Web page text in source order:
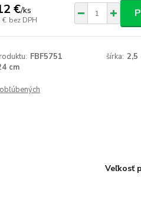
€/ks
€ bez DPH
FBF5751 šírka: 2,5
cm
Veľkosť